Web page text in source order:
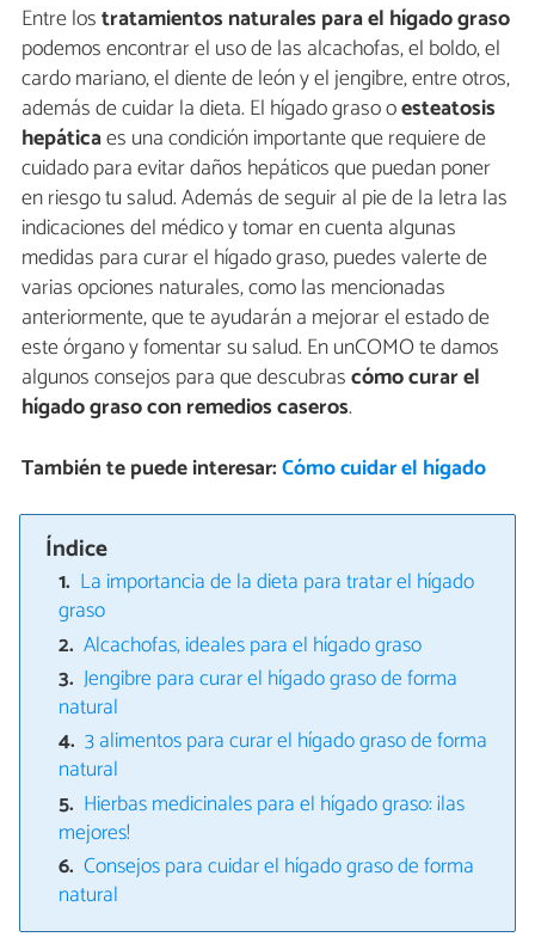
Entre lostratamientos naturales para el hígado graso
podemos encontrar el uso de las alcachofas, el boldo, el
cardo mariano, el diente de león y el jengibre, entre otros,
además de cuidar la dieta. El hígado graso oesteatosis
hepáticaes una condición importante que requiere de
cuidado para evitar daños hepáticos que puedan poner
en riesgo tu salud. Además de seguir al pie de la letra las
indicaciones del médico y tomar en cuenta algunas
medidas para curar el hígado graso, puedes valerte de
varias opciones naturales, como las mencionadas
anteriormente, que te ayudarán a mejorar el estado de
este órgano y fomentar su salud. En unCOMO te damos
algunos consejos para que descubrascómo curar el
hígado graso con remedios caseros.
También te puede interesar:Cómo cuidar el hígado
Índice
La importancia de la dieta para tratar el hígado
graso
Alcachofas, ideales para el hígado graso
Jengibre para curar el hígado graso de forma
natural
3 alimentos para curar el hígado graso de forma
natural
Hierbas medicinales para el hígado graso: ¡las
mejores!
Consejos para cuidar el hígado graso de forma
natural